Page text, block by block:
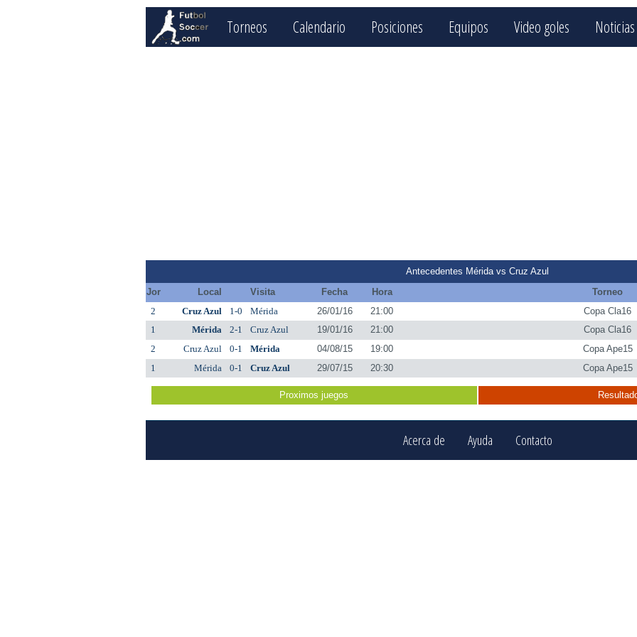
Torneos Calendario Posiciones Equipos Video goles Noticias
Antecedentes Mérida vs Cruz Azul
Jor
Local Visita Fecha Hora
Torneo
2
Cruz Azul 1-0 Mérida 26/01/16 21:00
Copa Cla16
1
Mérida 2-1 Cruz Azul 19/01/16 21:00
Copa Cla16
2
Cruz Azul 0-1 Mérida 04/08/15 19:00
Copa Ape15
1
Mérida 0-1 Cruz Azul 29/07/15 20:30 Copa Ape15
Proximos juegos
Acerca de Ayuda Contacto